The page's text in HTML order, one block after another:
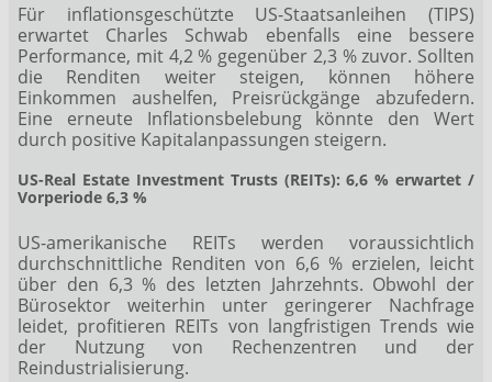
Für inflationsgeschützte US-Staatsanleihen (TIPS)
erwartet Charles Schwab ebenfalls eine bessere
Performance, mit 4,2 % gegenüber 2,3 % zuvor. Sollten
die Renditen weiter steigen, können höhere
Einkommen aushelfen, Preisrückgänge abzufedern.
Eine erneute Inflationsbelebung könnte den Wert
durch positive Kapitalanpassungen steigern.
US-Real Estate Investment Trusts (REITs): 6,6 % erwartet /
Vorperiode 6,3 %
US-amerikanische REITs werden voraussichtlich
durchschnittliche Renditen von 6,6 % erzielen, leicht
über den 6,3 % des letzten Jahrzehnts. Obwohl der
Bürosektor weiterhin unter geringerer Nachfrage
leidet, profitieren REITs von langfristigen Trends wie
der Nutzung von Rechenzentren und der
Reindustrialisierung.